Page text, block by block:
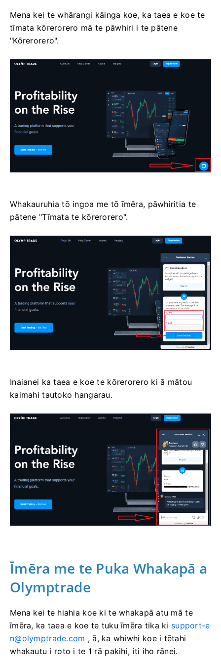
Mena kei te whārangi kāinga koe, ka taea e koe te
tīmata kōrerorero mā te pāwhiri i te pātene
"Kōrerorero".
Whakauruhia tō ingoa me tō īmēra, pāwhiritia te
pātene "Tīmata te kōrerorero".
Inaianei ka taea e koe te kōrerorero ki ā mātou
kaimahi tautoko hangarau.
Īmēra me te Puka Whakapā a
Olymptrade
Mena kei te hiahia koe ki te whakapā atu mā te
īmēra, ka taea e koe te tuku īmēra tika ki support-e
n@olymptrade.com , ā, ka whiwhi koe i tētahi
whakautu i roto i te 1 rā pakihi, iti iho rānei.